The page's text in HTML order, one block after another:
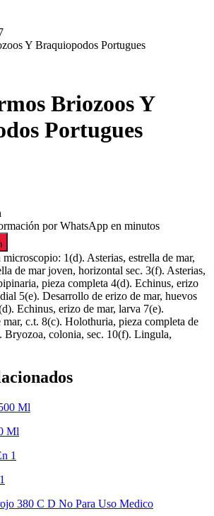
Briozoos Y
Portugues
por WhatsApp en minutos
microscopio: 1(d). Asterias, estrella de mar,
de mar joven, horizontal sec. 3(f). Asterias,
pieza completa 4(d). Echinus, erizo
5(e). Desarrollo de erizo de mar, huevos
Echinus, erizo de mar, larva 7(e).
c.t. 8(c). Holothuria, pieza completa de
Bryozoa, colonia, sec. 10(f). Lingula,
Ml